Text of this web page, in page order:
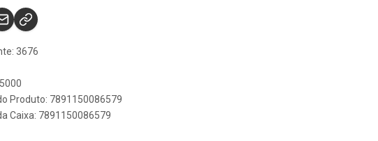
3676
Produto: 7891150086579
Caixa: 7891150086579